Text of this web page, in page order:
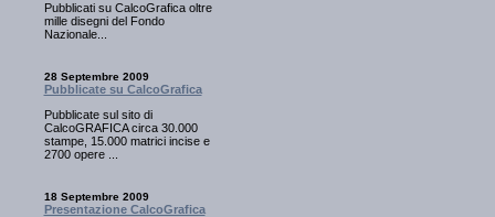
Pubblicati su CalcoGrafica oltre
mille disegni del Fondo
Nazionale...
28 Septembre 2009
Pubblicate su CalcoGrafica
Pubblicate sul sito di
CalcoGRAFICA circa 30.000
stampe, 15.000 matrici incise e
2700 opere ...
18 Septembre 2009
Presentazione CalcoGrafica